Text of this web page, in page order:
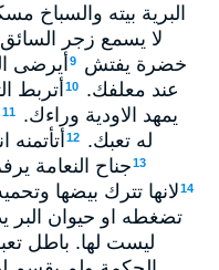
البرية بيته والسباخ
لا يسمع زجر
خضرة يفتش
9 أيرضى
عند معلفك.
10 أتربط
يمهد الاودية وراءك.
11
له تعبك.
12
13جناح النعامة
14لانها تترك بيضها
تضغطه او حيوان البر
ليست لها. باطل